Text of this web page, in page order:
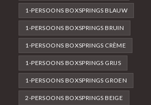
1-PERSOONS BOXSPRINGS BLAUW
1-PERSOONS BOXSPRINGS BRUIN
1-PERSOONS BOXSPRINGS CRÈME
1-PERSOONS BOXSPRINGS GRIJS
1-PERSOONS BOXSPRINGS GROEN
2-PERSOONS BOXSPRINGS BEIGE